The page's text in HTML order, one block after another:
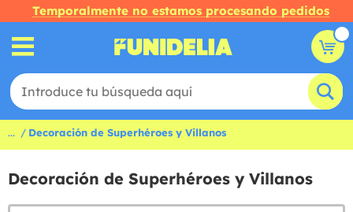
Temporalmente no estamos procesando pedidos
... Decoración de Superhéroes y Villanos
Decoración de Superhéroes y Villanos